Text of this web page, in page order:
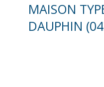
MAISON
DAUPHIN